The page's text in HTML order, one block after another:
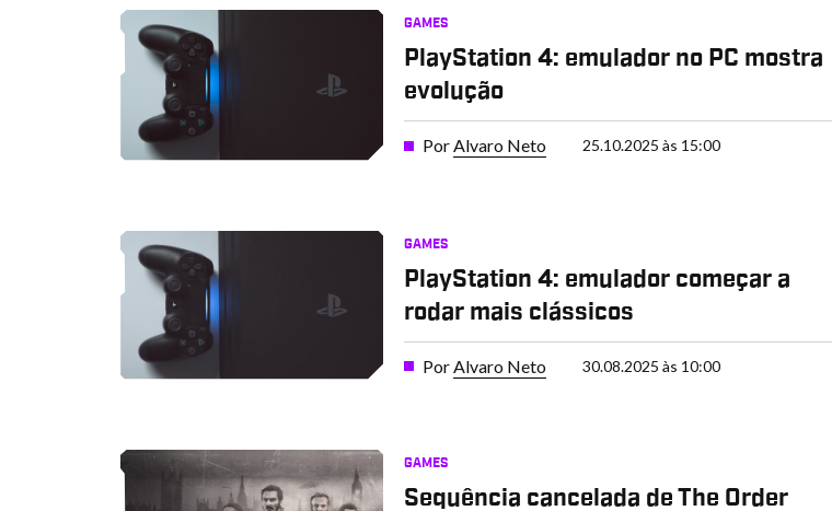
GAMES
PlayStation 4: emulador no PC mostra
evolução
PorAlvaro Neto 25.10.2025 às 15:00
GAMES
PlayStation 4: emulador começar a
rodar mais clássicos
PorAlvaro Neto 30.08.2025 às 10:00
GAMES
Sequência cancelada de The Order